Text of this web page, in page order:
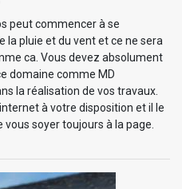
peut commencer à se
la pluie et du vent et ce ne sera
ca. Vous devez absolument
domaine comme MD
la réalisation de vos travaux.
à votre disposition et il le
soyer toujours à la page.